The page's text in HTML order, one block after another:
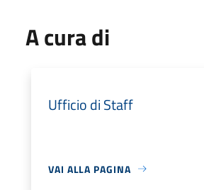
A cura di
Ufficio di Staff
VAI ALLA PAGINA